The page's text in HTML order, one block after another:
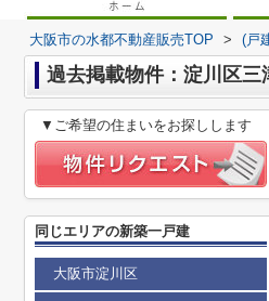
大阪市の水都不動産販売TOP > (戸
過去掲載物件：淀川区
▼ご希望の住まいをお探しします
同じエリアの新築一戸建
大阪市淀川区